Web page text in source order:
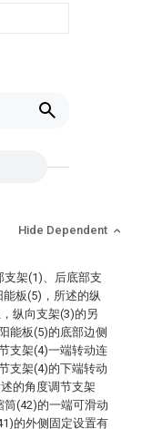
Hide Dependent
支架(1)、后底部支
板(5)，所述的纵
纵向支架(3)的另
能板(5)的底部边侧
支架(4)一端转动连
支架(4)的下端转动
的角度调节支架
(42)的一端可滑动
的外侧固定设置有